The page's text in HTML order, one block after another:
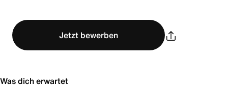
Jetzt bewerben
Was dich erwartet